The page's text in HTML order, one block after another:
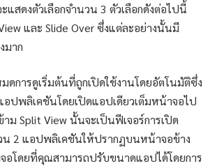
แสดงตัวเลือกจำนวน 3 ตัวเลือกดังต่อไปนี้
และ Slide Over ซึ่งแต่ละอย่างนั้นมี
มาก
ดการดูเริ่มต้นที่ถูกเปิดใช้งานโดยอัตโนมัติซึ่ง
อปพลิเคชันโดยเปิดแอปเดียวเต็มหน้าจอไป
าม Split View นั้นจะเป็นฟีเจอร์การเปิด
2 แอปพลิเคชันให้ปรากฏบนหน้าจอข้าง
อโดยที่คุณสามารถปรับขนาดแอปได้โดยการ